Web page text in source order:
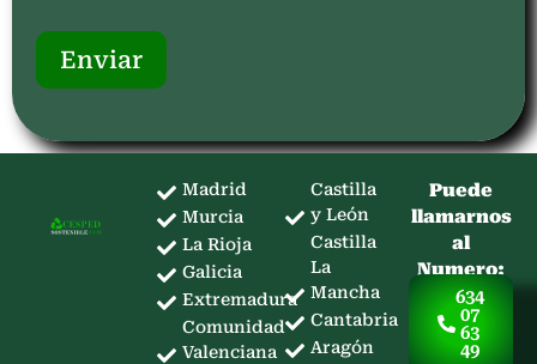
Enviar
Madrid
Murcia
La Rioja
Galicia
Extremadura
Comunidad
Valenciana
Castilla
y León
Castilla
La
Mancha
Cantabria
Aragón
Puede
llamarnos
al
Numero:
634
07
63
49